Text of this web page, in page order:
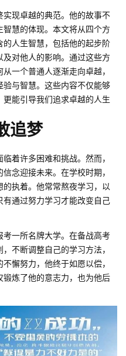
现卓越的典范。他的故事不
慧的体现。本文将从四个方
人生智慧，包括他的起步阶
对他人的影响。通过这些方
一个普通人逐渐走向卓越，
与智慧。这些内容不仅能够
能引导我们追求卓越的人生
追梦
着许多困难和挑战。然而，
念迎接未来。在学校时期，
执着。他常常熬夜学习，以
通过努力学习才能改变自己
一所名牌大学。在备战高考
不断调整自己的学习方法，
懈努力，他终于如愿以偿，
炼了他的意志力，也为他后